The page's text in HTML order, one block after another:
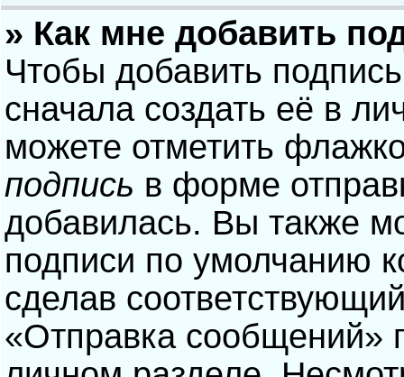
» Как мне добавить
Чтобы добавить
сначала создать её в
можете отметить
подпись в форме
добавилась. Вы также
подписи по умолчанию
сделав
«Отправка сообщений»